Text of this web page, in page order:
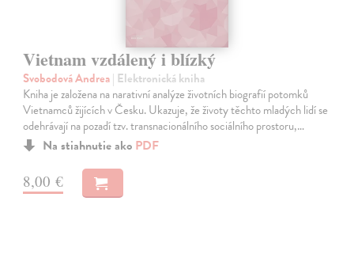
Vietnam vzdálený i blízký
Svobodová Andrea| Elektronická kniha
Kniha je založena na narativní analýze životních biografií potomků
Vietnamců žijících v Česku. Ukazuje, že životy těchto mladých lidí se
odehrávají na pozadí tzv. transnacionálního sociálního prostoru,…
Na stiahnutie ako PDF
8,00 €